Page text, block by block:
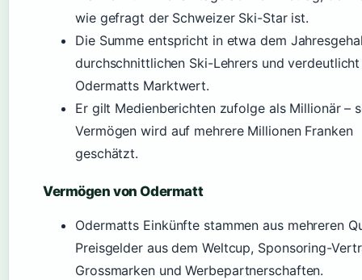
wie gefragt der Schweizer Ski-Star ist.
Die Summe entspricht in etwa dem
durchschnittlichen Ski-Lehrers und verdeutlicht
Odermatts Marktwert.
Er gilt Medienberichten zufolge als Millionär –
Vermögen wird auf mehrere Millionen Franken
geschätzt.
Vermögen von Odermatt
Odermatts Einkünfte stammen aus mehreren
Preisgelder aus dem Weltcup, Sponsoring-
Grossmarken und Werbepartnerschaften.